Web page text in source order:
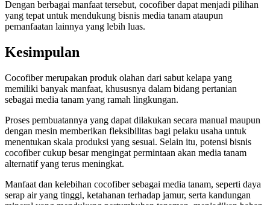
Dengan berbagai manfaat tersebut, cocofiber dapat menjadi pilihan
yang tepat untuk mendukung bisnis media tanam ataupun
pemanfaatan lainnya yang lebih luas.
Kesimpulan
Cocofiber merupakan produk olahan dari sabut kelapa yang
memiliki banyak manfaat, khususnya dalam bidang pertanian
sebagai media tanam yang ramah lingkungan.
Proses pembuatannya yang dapat dilakukan secara manual maupun
dengan mesin memberikan fleksibilitas bagi pelaku usaha untuk
menentukan skala produksi yang sesuai. Selain itu, potensi bisnis
cocofiber cukup besar mengingat permintaan akan media tanam
alternatif yang terus meningkat.
Manfaat dan kelebihan cocofiber sebagai media tanam, seperti daya
serap air yang tinggi, ketahanan terhadap jamur, serta kandungan